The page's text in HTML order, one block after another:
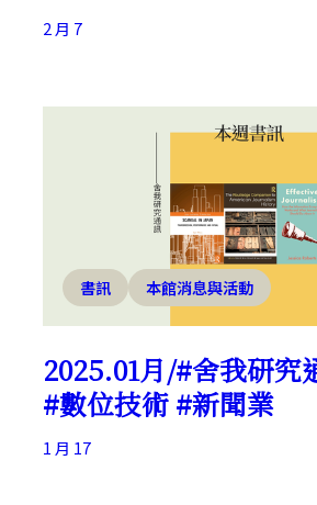
2 月 7
書訊 本館消息與活動
2025.01月/#舍我研究
#數位技術 #新聞業
1 月 17